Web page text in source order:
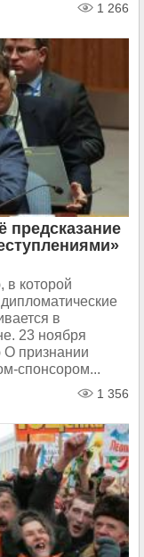
1 266
предсказание
в которой
в
23 ноября
признании
спонсором...
1 356